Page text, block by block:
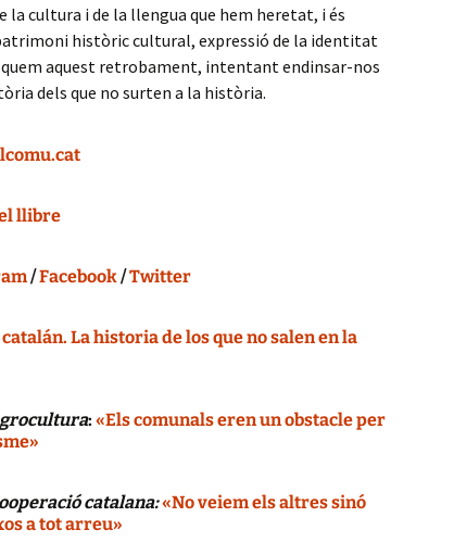
la cultura i de la llengua que hem heretat, i és
històric cultural, expressió de la identitat
aquest retrobament, intentant endinsar-nos
dels que no surten a la història.
llibre
/Facebook/Twitter
La historia de los que no salen en la
: «Els comunals eren un obstacle per
catalana:«No veiem els altres sinó
a tot arreu»